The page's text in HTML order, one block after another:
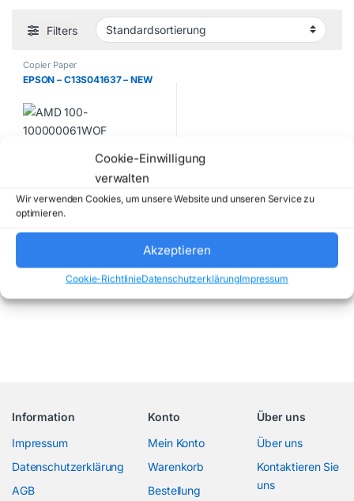
Cookie-Einwilligung
verwalten
Wir verwenden Cookies, um unsere Website und unseren Service zu
optimieren.
Akzeptieren
Cookie-RichtlinieDatenschutzerklärungImpressum
Filters
Copier Paper
EPSON – C13S041637 – NEW
exkl. 19 % MwSt.
zzgl. Versandkosten
Einzelnes Ergebnis wird angezeigt
Information
Impressum
Datenschutzerklärung
AGB
Konto
Mein Konto
Warenkorb
Bestellung
Über uns
Über uns
Kontaktieren Sie
uns